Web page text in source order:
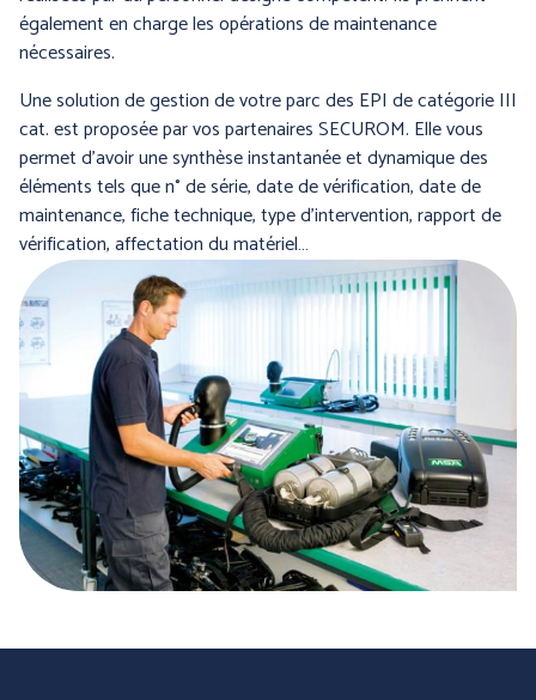
PROTECTION DE LA
TETE
PROTECTION DES MAINS
PROTECTION DU CORPS
- WORKWEAR
PROTECTION DU CORPS
- TECHNIQUE -
également en charge les opérations de maintenance
nécessaires.
Une solution de gestion de votre parc des EPI de catégorie III
cat. est proposée par vos partenaires SECUROM. Elle vous
permet d’avoir une synthèse instantanée et dynamique des
éléments tels que n° de série, date de vérification, date de
maintenance, fiche technique, type d’intervention, rapport de
vérification, affectation du matériel…